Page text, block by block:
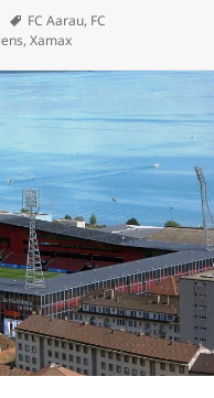
Schlagwörter
FC Aarau, FC
,Xamax